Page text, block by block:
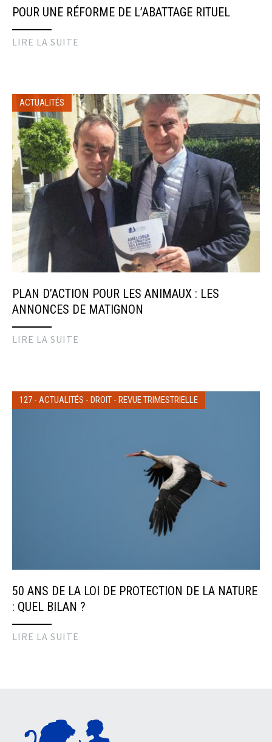
POUR UNE RÉFORME DE L’ABATTAGE RITUEL
LIRE LA SUITE
ACTUALITÉS
PLAN D’ACTION POUR LES ANIMAUX : LES
ANNONCES DE MATIGNON
LIRE LA SUITE
127 - ACTUALITÉS - DROIT - REVUE TRIMESTRIELLE
50 ANS DE LA LOI DE PROTECTION DE LA NATURE
: QUEL BILAN ?
LIRE LA SUITE